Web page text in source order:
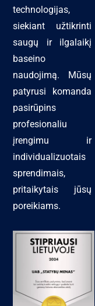
technologijas,
siekiant užtikrinti
saugų ir ilgalaikį
baseino
naudojimą. Mūsų
patyrusi komanda
pasirūpins
profesionaliu
įrengimu ir
individualizuotais
sprendimais,
pritaikytais jūsų
poreikiams.